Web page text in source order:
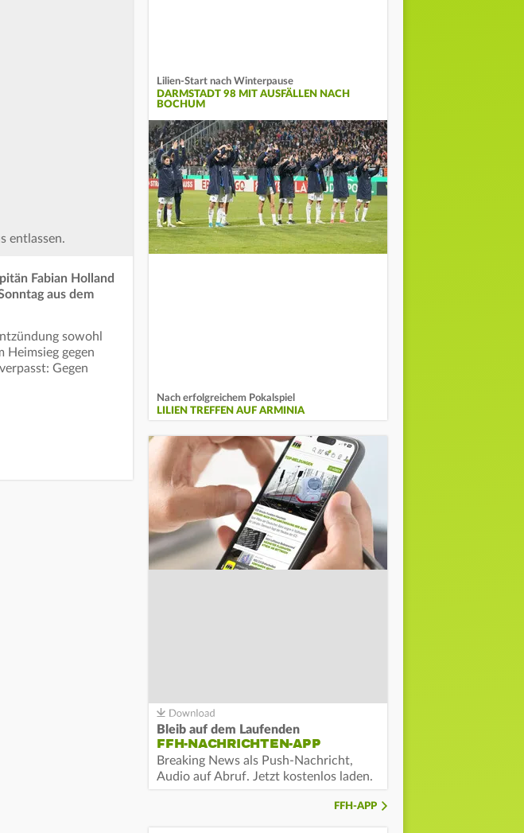
entlassen.
Fabian Holland
aus dem
sowohl
Heimsieg gegen
Gegen
Lilien-Start nach Winterpause
DARMSTADT 98 MIT AUSFÄLLEN NACH
BOCHUM
Nach erfolgreichem Pokalspiel
LILIEN TREFFEN AUF ARMINIA
Bleib auf dem Laufenden
FFH-NACHRICHTEN-APP
Breaking News als Push-Nachricht,
Audio auf Abruf. Jetzt kostenlos laden.
FFH-APP